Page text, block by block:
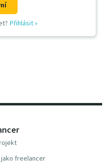
Přihlásit»
freelancer